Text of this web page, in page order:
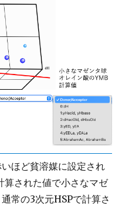
ほど貧溶媒に設定され
算された値で小さなマゼ
常の3次元HSPで計算さ